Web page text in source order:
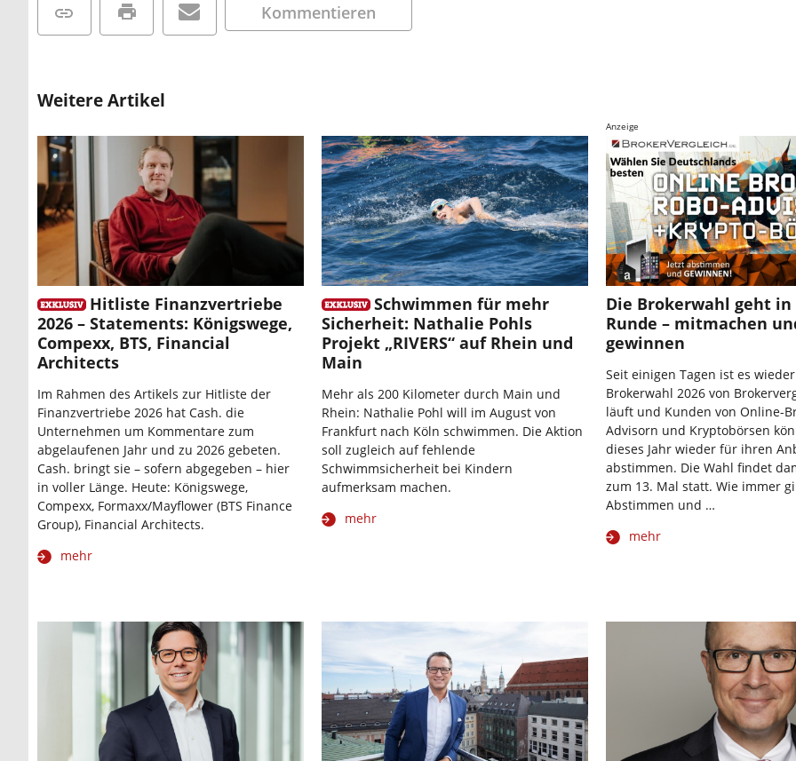
Kommentieren
Weitere Artikel
Hitliste Finanzvertriebe
2026 – Statements: Königswege,
Compexx, BTS, Financial
Architects
Im Rahmen des Artikels zur Hitliste der
Finanzvertriebe 2026 hat Cash. die
Unternehmen um Kommentare zum
abgelaufenen Jahr und zu 2026 gebeten.
Cash. bringt sie – sofern abgegeben – hier
in voller Länge. Heute: Königswege,
Compexx, Formaxx/Mayflower (BTS Finance
Group), Financial Architects.
mehr
Schwimmen für mehr
Sicherheit: Nathalie Pohls
Projekt „RIVERS“ auf Rhein und
Main
Mehr als 200 Kilometer durch Main und
Rhein: Nathalie Pohl will im August von
Frankfurt nach Köln schwimmen. Die Aktion
soll zugleich auf fehlende
Schwimmsicherheit bei Kindern
aufmerksam machen.
mehr
Anzeige
Die Brokerwahl geht in
Runde – mitmachen
gewinnen
Seit einigen Tagen ist es
Brokerwahl 2026 von
läuft und Kunden von Online-
Advisorn und Kryptobörsen
dieses Jahr wieder für ihren
abstimmen. Die Wahl findet
zum 13. Mal statt. Wie immer
Abstimmen und …
mehr